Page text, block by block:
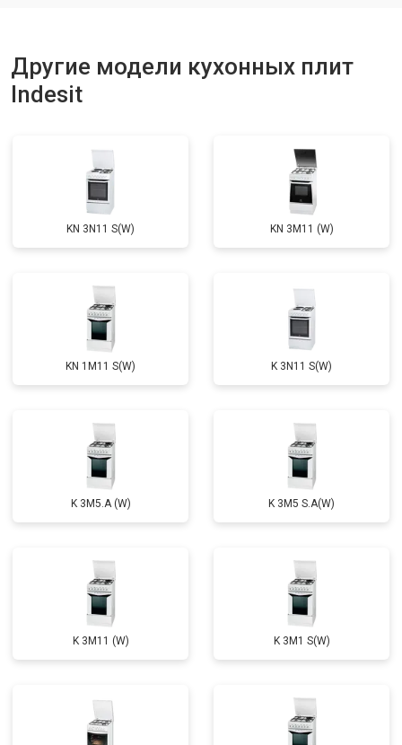
Другие модели кухонных плит
Indesit
KN 3N11 S(W) KN 3M11 (W)
KN 1M11 S(W) K 3N11 S(W)
K 3M5.A (W) K 3M5 S.A(W)
K 3M11 (W) K 3M1 S(W)